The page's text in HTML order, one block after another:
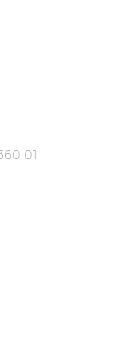
01